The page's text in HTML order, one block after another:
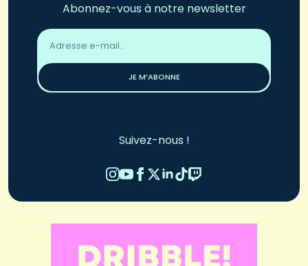
Abonnez-vous à notre newsletter
Adresse
email
JE M’ABONNE
Suivez-nous !